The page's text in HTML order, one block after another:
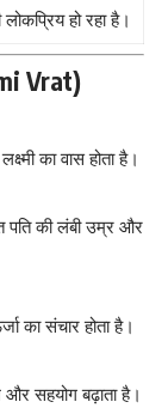
हो रहा है।
Vrat)
का वास होता है।
पति की लंबी उम्र और
का संचार होता है।
सहयोग बढ़ाता है।